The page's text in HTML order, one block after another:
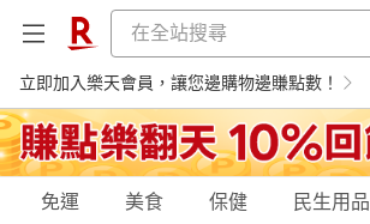
立即加入樂天會員，讓您邊購物邊賺點數！
購物網分類
免運 美食 保健 民生用品